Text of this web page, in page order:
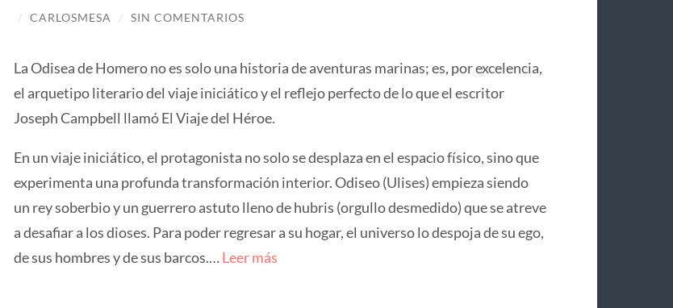
/ CARLOSMESA / SIN COMENTARIOS
La Odisea de Homero no es solo una historia de aventuras marinas; es, por excelencia,
el arquetipo literario del viaje iniciático y el reflejo perfecto de lo que el escritor
Joseph Campbell llamó El Viaje del Héroe.
En un viaje iniciático, el protagonista no solo se desplaza en el espacio físico, sino que
experimenta una profunda transformación interior. Odiseo (Ulises) empieza siendo
un rey soberbio y un guerrero astuto lleno de hubris (orgullo desmedido) que se atreve
a desafiar a los dioses. Para poder regresar a su hogar, el universo lo despoja de su ego,
de sus hombres y de sus barcos.…Leer más